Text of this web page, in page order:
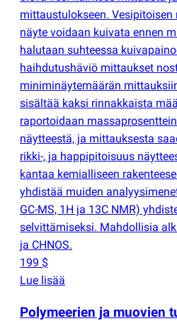
mittaustulokseen. Vesipitoisen
näyte voidaan kuivata ennen
halutaan suhteessa
haihdutushäviö mittaukset
miniminäytemäärän
sisältää kaksi rinnakkaista
raportoidaan
näytteestä, ja mittauksesta
rikki-, ja happipitoisuus
kantaa kemialliseen
yhdistää muiden
GC-MS, 1H ja 13C NMR)
selvittämiseksi. Mahdollisia
ja CHNOS.
199 $
Lue lisää
Polymeerien ja muovien